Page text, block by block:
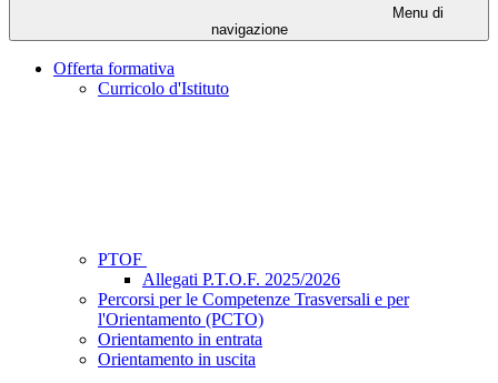
Menu di
navigazione
Offerta formativa
Curricolo d'Istituto
PTOF
Allegati P.T.O.F. 2025/2026
Percorsi per le Competenze Trasversali e per
l'Orientamento (PCTO)
Orientamento in entrata
Orientamento in uscita